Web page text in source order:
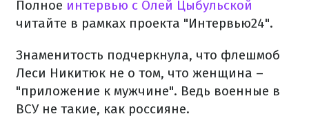
Полное интервью с Олей Цыбульской
читайте в рамках проекта "Интервью24".
Знаменитость подчеркнула, что флешмоб
Леси Никитюк не о том, что женщина –
"приложение к мужчине". Ведь военные в
ВСУ не такие, как россияне.